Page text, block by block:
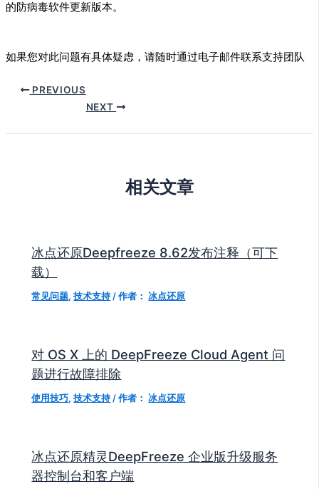
的防病毒软件更新版本。
如果您对此问题有具体疑虑，请随时通过电子邮件联系支持团队
PREVIOUS
NEXT
相关文章
冰点还原Deepfreeze 8.62发布注释（可下
载）
常见问题,技术支持 / 作者： 冰点还原
对 OS X 上的 DeepFreeze Cloud Agent 问
题进行故障排除
使用技巧,技术支持 / 作者： 冰点还原
冰点还原精灵DeepFreeze 企业版升级服务
器控制台和客户端